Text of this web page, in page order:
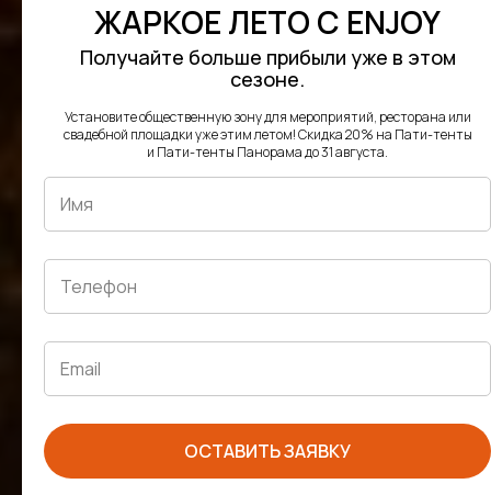
ЖАРКОЕ ЛЕТО С ENJOY
Получайте больше прибыли уже в этом
сезоне.
Установите общественную зону для мероприятий, ресторана или
свадебной площадки уже этим летом! Скидка 20% на Пати-тенты
и Пати-тенты Панорама до 31 августа.
ОСТАВИТЬ ЗАЯВКУ